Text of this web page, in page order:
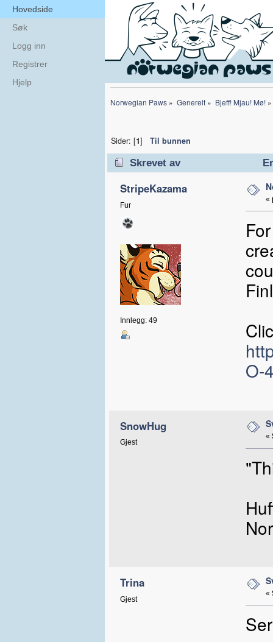
Hovedside
Søk
Logg inn
Registrer
Hjelp
Norwegian Paws » Generelt» Bjeff! Mjau! Mø!»
Sider: [1] Til bunnen
Skrevet av
StripeKazama
Fur
Innlegg: 49
«
O-
SnowHug
Gjest
«
Trina
Gjest
«